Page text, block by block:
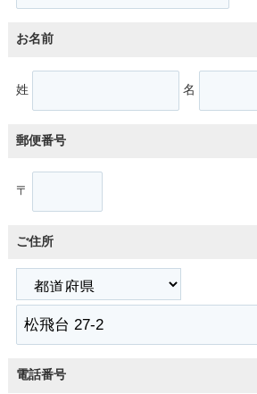
お名前
姓 名
郵便番号
〒
ご住所
電話番号